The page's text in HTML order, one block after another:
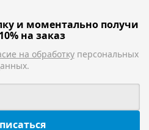
и моментально получи
на заказ
на обработкуперсональных